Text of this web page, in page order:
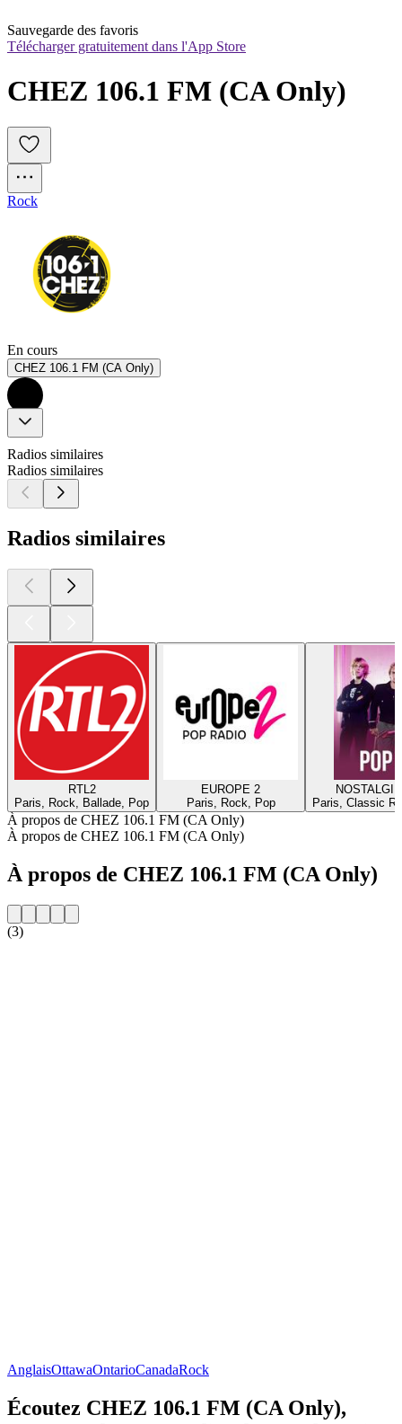
Sauvegarde des favoris
Télécharger gratuitement dans l'App Store
CHEZ 106.1 FM (CA Only)
Rock
En cours
CHEZ 106.1 FM (CA Only)
Radios similaires
Radios similaires
Radios similaires
RTL2
Paris, Rock, Ballade, Pop
EUROPE 2
Paris, Rock, Pop
Paris, Classic
À propos de CHEZ 106.1 FM (CA Only)
À propos de CHEZ 106.1 FM (CA Only)
À propos de CHEZ 106.1 FM (CA Only)
(3)
AnglaisOttawaOntarioCanadaRock
Écoutez CHEZ 106.1 FM (CA Only),